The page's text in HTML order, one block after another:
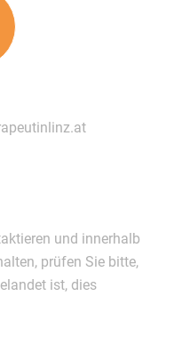
und innerhalb
prüfen Sie bitte,
ist, dies